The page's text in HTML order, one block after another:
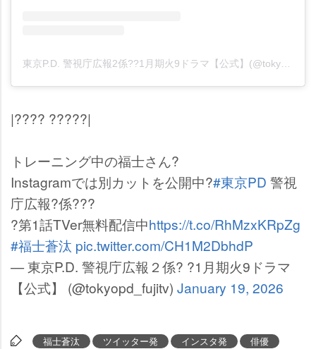
東京P.D. 警視庁広報2係??1月期火9ドラマ【公式】(@tokyopd_fujitv)がシェアした投稿
|???? ?????|
トレーニング中の福士さん?
Instagramでは別カットを公開中?#東京PD 警視
庁広報?係???
?第1話TVer無料配信中https://t.co/RhMzxKRpZg
#福士蒼汰 pic.twitter.com/CH1M2DbhdP
— 東京P.D. 警視庁広報２係? ?1月期火9ドラマ
【公式】 (@tokyopd_fujitv) January 19, 2026
福士蒼汰 ツイッター発 インスタ発
俳優